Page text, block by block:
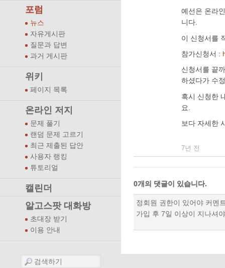
포럼
뉴스
자유게시판
질문과 답변
과거 게시판
위키
페이지 목록
온라인 저지
문제 풀기
랜덤 문제 고르기
최근 제출된 답안
사용자 랭킹
튜토리얼
캘린더
알고스팟 대화방
초대장 받기
이용 안내
예선은 온라
니다.
이 신청서를
참가신청서 :
신청서를 끝
하셨다가 수
혹시 신청한
요.
보다 자세한
7년 전
0개의 댓글이 있습니다.
정회원 권한이 있어야 커멘
가입 후 7일 이상이 지나셔